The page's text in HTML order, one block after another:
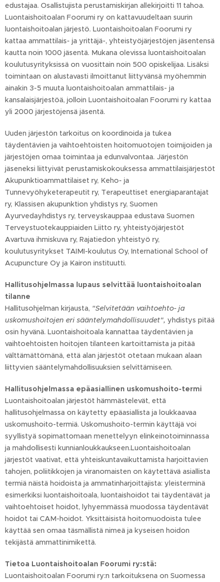
edustajaa. Osallistujista perustamiskirjan allekirjoitti 11 tahoa.
Luontaishoitoalan Foorumi ry on kattavuudeltaan suurin
luontaishoitoalan järjestö. Luontaishoitoalan Foorumi ry
kattaa ammattilais- ja yrittäjä-, yhteistyöjärjestöjen jäsentensä
kautta noin 1000 jäsentä. Mukana olevissa luontaishoitoalan
koulutusyrityksissä on vuosittain noin 500 opiskelijaa. Lisäksi
toimintaan on alustavasti ilmoittanut liittyvänsä myöhemmin
ainakin 3-5 muuta luontaishoitoalan ammattilais- ja
kansalaisjärjestöä, jolloin Luontaishoitoalan Foorumi ry kattaa
yli 2000 järjestöjensä jäsentä.
Uuden järjestön tarkoitus on koordinoida ja tukea
täydentävien ja vaihtoehtoisten hoitomuotojen toimijoiden ja
järjestöjen omaa toimintaa ja edunvalvontaa. Järjestön
jäseneksi liittyivät perustamiskokouksessa ammattilaisjärjestöt
Akupunktioammattilaiset ry, Keho- ja
Tunnevyöhyketerapeutit ry, Terapeuttiset energiaparantajat
ry, Klassisen akupunktion yhdistys ry, Suomen
Ayurvedayhdistys ry, terveyskauppaa edustava Suomen
Terveystuotekauppiaiden Liitto ry, yhteistyöjärjestöt
Avartuva ihmiskuva ry, Rajatiedon yhteistyö ry,
koulutusyritykset TAIMI-koulutus Oy, International School of
Acupuncture Oy ja Kairon instituutti.
Hallitusohjelmassa lupaus selvittää luontaishoitoalan
tilanne
Hallitusohjelman kirjausta, "Selvitetään vaihtoehto- ja
uskomushoitojen eri sääntelymahdollisuudet", yhdistys pitää
osin hyvänä. Luontaishoitoala kannattaa täydentävien ja
vaihtoehtoisten hoitojen tilanteen kartoittamista ja pitää
välttämättömänä, että alan järjestöt otetaan mukaan alaan
liittyvien sääntelymahdollisuuksien selvittämiseen.
Hallitusohjelmassa epäasiallinen uskomushoito-termi
Luontaishoitoalan järjestöt hämmästelevät, että
hallitusohjelmassa on käytetty epäasiallista ja loukkaavaa
uskomushoito-termiä. Uskomushoito-termin käyttäjä voi
syyllistyä sopimattomaan menettelyyn elinkeinotoiminnassa
ja mahdollisesti kunnianloukkaukseen.Luontaishoitoalan
järjestöt vaativat, että yhteiskuntavaikuttamista harjoittavien
tahojen, poliitikkojen ja viranomaisten on käytettävä asiallista
termiä näistä hoidoista ja ammatinharjoittajista: yleisterminä
esimerkiksi luontaishoitoala, luontaishoidot tai täydentävät ja
vaihtoehtoiset hoidot, lyhyemmässä muodossa täydentävät
hoidot tai CAM-hoidot. Yksittäisistä hoitomuodoista tulee
käyttää sen omaa täsmällistä nimeä ja kyseisen hoidon
tekijästä ammattinimikettä.
Tietoa Luontaishoitoalan Foorumi ry:stä:
Luontaishoitoalan Foorumi ry:n tarkoituksena on Suomessa